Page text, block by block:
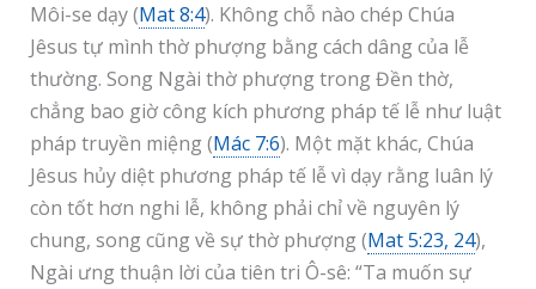
Môi-se dạy (Mat 8:4). Không chỗ nào chép Chúa
Jêsus tự mình thờ phượng bằng cách dâng của lễ
thường. Song Ngài thờ phượng trong Đền thờ,
chẳng bao giờ công kích phương pháp tế lễ như luật
pháp truyền miệng (Mác 7:6). Một mặt khác, Chúa
Jêsus hủy diệt phương pháp tế lễ vì dạy rằng luân lý
còn tốt hơn nghi lễ, không phải chỉ về nguyên lý
chung, song cũng về sự thờ phượng (Mat 5:23, 24),
Ngài ưng thuận lời của tiên tri Ô-sê: “Ta muốn sự